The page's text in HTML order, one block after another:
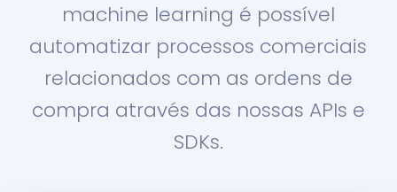
machine learning é possível
automatizar processos comerciais
relacionados com as ordens de
compra através das nossas APIs e
SDKs.